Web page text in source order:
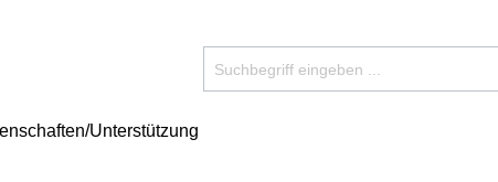
Unterstützung